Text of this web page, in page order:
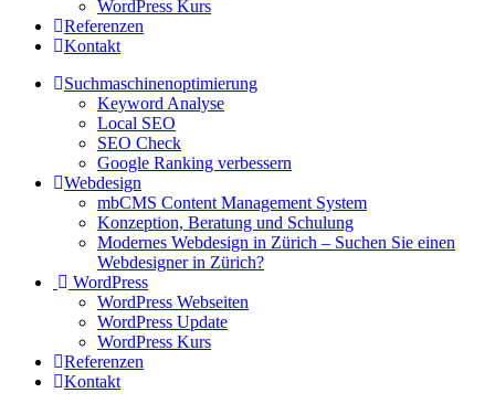
WordPress Kurs
Referenzen
Kontakt
Suchmaschinenoptimierung
Keyword Analyse
Local SEO
SEO Check
Google Ranking verbessern
Webdesign
mbCMS Content Management System
Konzeption, Beratung und Schulung
Modernes Webdesign in Zürich – Suchen Sie einen
Webdesigner in Zürich?
WordPress
WordPress Webseiten
WordPress Update
WordPress Kurs
Referenzen
Kontakt